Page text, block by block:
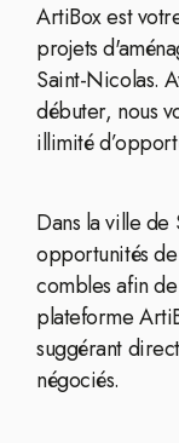
ArtiBox est
projets
Saint-Nicolas.
débuter, nous
illimité
Dans la ville
opportunités
combles afin
plateforme
suggérant
négociés.